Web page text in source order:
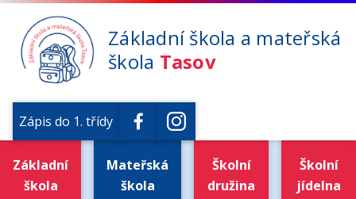
Základní škola a mateřská
škola Tasov
Zápis do 1. třídy
Základní
škola
Mateřská
škola
Školní
družina
Školní
jídelna